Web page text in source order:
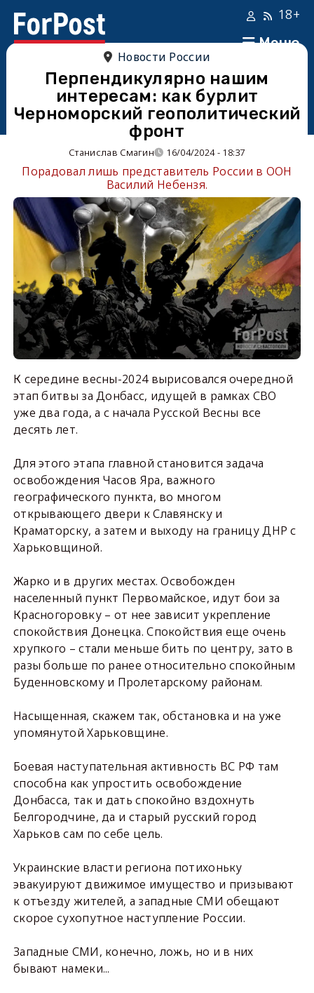
Меню
18+
Новости России
Перпендикулярно нашим
интересам: как бурлит
Черноморский геополитический
фронт
Станислав Смагин 16/04/2024 - 18:37
Порадовал лишь представитель России в ООН
Василий Небензя.
К середине весны-2024 вырисовался очередной
этап битвы за Донбасс, идущей в рамках СВО
уже два года, а с начала Русской Весны все
десять лет.
Для этого этапа главной становится задача
освобождения Часов Яра, важного
географического пункта, во многом
открывающего двери к Славянску и
Краматорску, а затем и выходу на границу ДНР с
Харьковщиной.
Жарко и в других местах. Освобожден
населенный пункт Первомайское, идут бои за
Красногоровку – от нее зависит укрепление
спокойствия Донецка. Спокойствия еще очень
хрупкого – стали меньше бить по центру, зато в
разы больше по ранее относительно спокойным
Буденновскому и Пролетарскому районам.
Насыщенная, скажем так, обстановка и на уже
упомянутой Харьковщине.
Боевая наступательная активность ВС РФ там
способна как упростить освобождение
Донбасса, так и дать спокойно вздохнуть
Белгородчине, да и старый русский город
Харьков сам по себе цель.
Украинские власти региона потихоньку
эвакуируют движимое имущество и призывают
к отъезду жителей, а западные СМИ обещают
скорое сухопутное наступление России.
Западные СМИ, конечно, ложь, но и в них
бывают намеки...